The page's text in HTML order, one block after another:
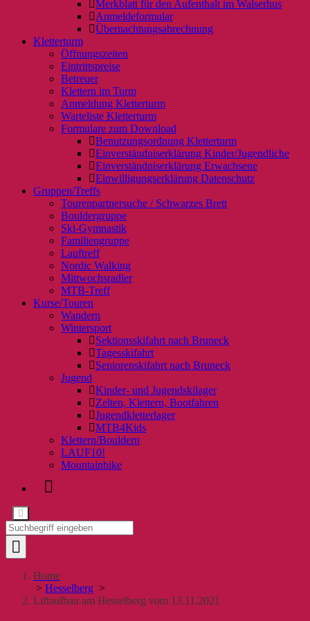
Merkblatt für den Aufenthalt im Walserhus
Anmeldeformular
Übernachtungsabrechnung
Kletterturm
Öffnungszeiten
Eintrittspreise
Betreuer
Klettern im Turm
Anmeldung Kletterturm
Warteliste Kletterturm
Formulare zum Download
Benutzungsordnung Kletterturm
Einverständniserklärung Kinder/Jugendliche
Einverständniserklärung Erwachsene
Einwilligungserklärung Datenschutz
Gruppen/Treffs
Tourenpartnersuche / Schwarzes Brett
Bouldergruppe
Ski-Gymnastik
Familiengruppe
Lauftreff
Nordic Walking
Mittwochsradler
MTB-Treff
Kurse/Touren
Wandern
Wintersport
Sektionsskifahrt nach Bruneck
Tagesskifahrt
Seniorenskifahrt nach Bruneck
Jugend
Kinder- und Jugendskilager
Zelten, Klettern, Bootfahren
Jugendkletterlager
MTB4Kids
Klettern/Bouldern
LAUF10!
Mountainbike
Home
> Hesselberg >
Liftaufbau am Hesselberg vom 13.11.2021